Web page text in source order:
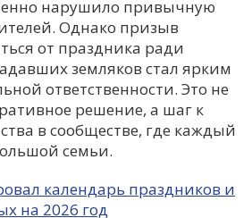
нарушило привычную
Однако призыв
от праздника ради
земляков стал ярким
ответственности. Это не
решение, а шаг к
в сообществе, где каждый
семьи.
календарь праздников и
на 2026 год